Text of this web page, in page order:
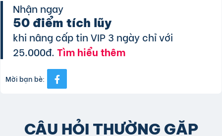
Nhận ngay
50 điểm tích lũy
khi nâng cấp tin VIP 3 ngày chỉ với
25.000đ.Tìm hiểu thêm
Mời bạn bè:
CÂU HỎI THƯỜNG GẶP